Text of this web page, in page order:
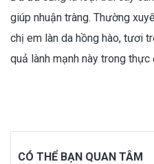
giúp nhuận tràng. Thường
chị em làn da hồng hào, tươi
quả lành mạnh này trong thực
CÓ THỂ BẠN QUAN TÂM